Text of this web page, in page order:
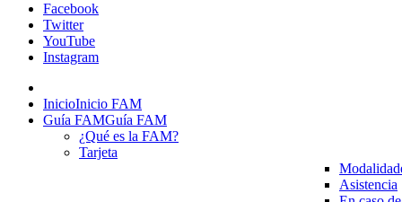
Facebook
Twitter
YouTube
Instagram
InicioInicio FAM
Guía FAMGuía FAM
¿Qué es la FAM?
Tarjeta
Asistencia